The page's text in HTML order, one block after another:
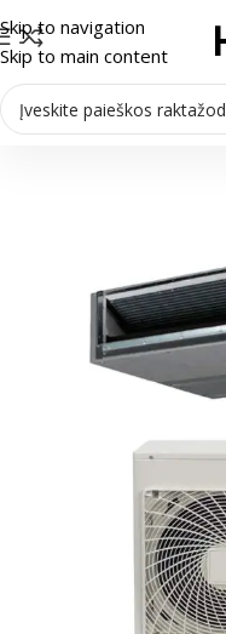
Skip to navigation
Skip to main content
Pradžia/Oro kondicionieriai/